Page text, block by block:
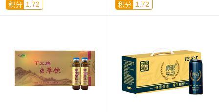
积分 1.72 积分 1.72